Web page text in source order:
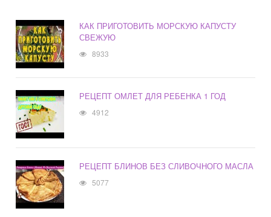
КАК ПРИГОТОВИТЬ МОРСКУЮ КАПУСТУ
СВЕЖУЮ
8933
РЕЦЕПТ ОМЛЕТ ДЛЯ РЕБЕНКА 1 ГОД
4912
РЕЦЕПТ БЛИНОВ БЕЗ СЛИВОЧНОГО МАСЛА
5077